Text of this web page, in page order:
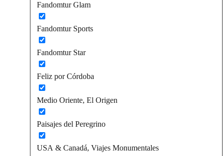
Fandomtur Glam
Fandomtur Sports
Fandomtur Star
Feliz por Córdoba
Medio Oriente, El Origen
Paisajes del Peregrino
USA & Canadá, Viajes Monumentales